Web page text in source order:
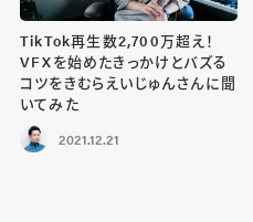
TikTok再生数2,700万超え！
VFXを始めたきっかけとバズる
コツをきむらえいじゅんさんに聞
いてみた
2021.12.21